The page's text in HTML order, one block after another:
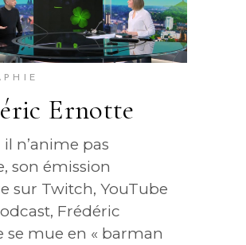
Ernotte
n’anime pas
son émission
sur Twitch, YouTube
Frédéric
se mue en « barman